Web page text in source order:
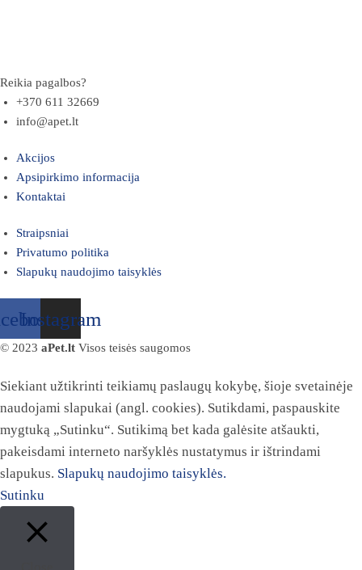
Reikia pagalbos?
+370 611 32669
info@apet.lt
Akcijos
Apsipirkimo informacija
Kontaktai
Straipsniai
Privatumo politika
Slapukų naudojimo taisyklės
Instagram
© 2023 aPet.lt Visos teisės saugomos
Siekiant užtikrinti teikiamų paslaugų kokybę, šioje svetainėje
naudojami slapukai (angl. cookies). Sutikdami, paspauskite
mygtuką „Sutinku“. Sutikimą bet kada galėsite atšaukti,
pakeisdami interneto naršyklės nustatymus ir ištrindami
slapukus. Slapukų naudojimo taisyklės.
Sutinku